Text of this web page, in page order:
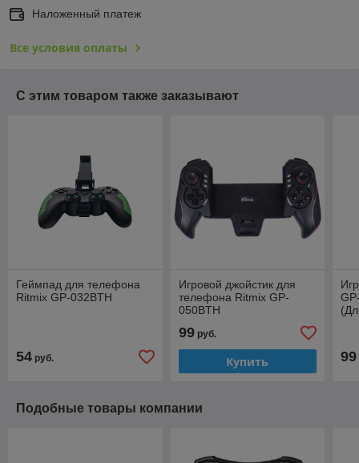
Наложенный платеж
Все условия оплаты
С этим товаром также заказывают
Геймпад для телефона
Ritmix GP-032BTH
54 руб.
Игровой джойстик для
телефона Ritmix GP-
050BTH
99руб.
Купить 99
Подобные товары компании